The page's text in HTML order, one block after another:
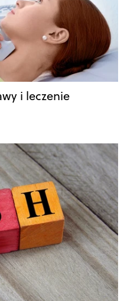
i leczenie